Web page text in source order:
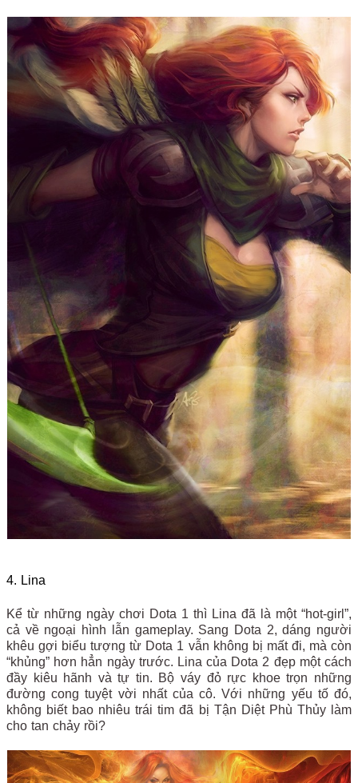
4. Lina
Kể từ những ngày chơi Dota 1 thì Lina đã là một “hot-girl”,
cả về ngoại hình lẫn gameplay. Sang Dota 2, dáng người
khêu gợi biểu tượng từ Dota 1 vẫn không bị mất đi, mà còn
“khủng” hơn hẳn ngày trước. Lina của Dota 2 đẹp một cách
đầy kiêu hãnh và tự tin. Bộ váy đỏ rực khoe trọn những
đường cong tuyệt vời nhất của cô. Với những yếu tố đó,
không biết bao nhiêu trái tim đã bị Tận Diệt Phù Thủy làm
cho tan chảy rồi?